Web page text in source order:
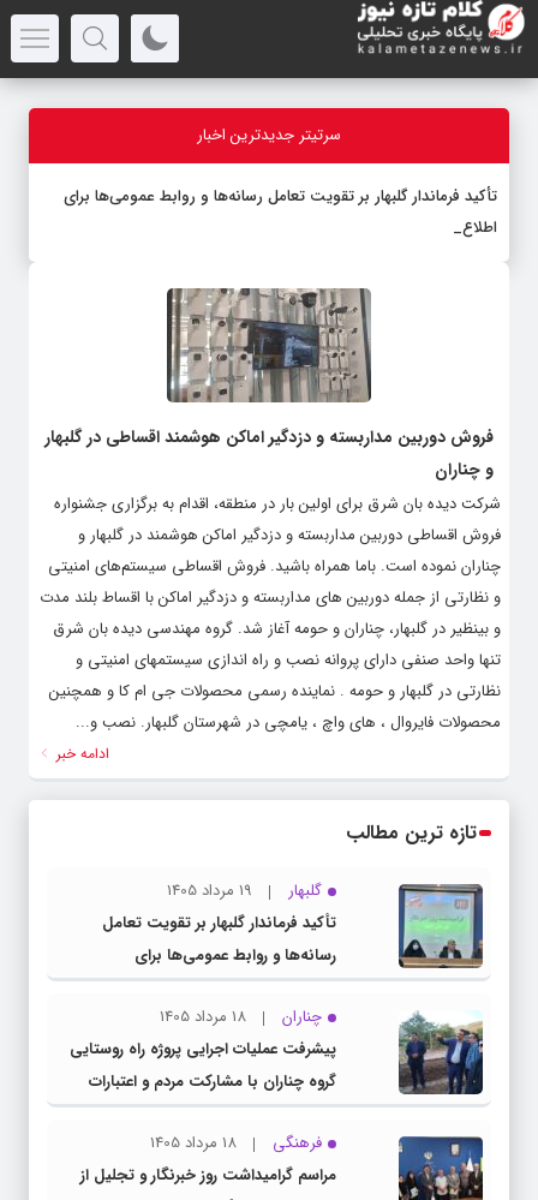
سرتیتر جدیدترین اخبار
تأکید فرماندار گلبهار بر تقویت تعامل رسانه‌ها و روابط عمومی‌ها برای
اطلاع‌رسانی
فروش دوربین مداربسته و دزدگیر اماکن هوشمند اقساطی در گلبهار
و چناران
شرکت دیده بان شرق برای اولین بار در منطقه، اقدام به برگزاری جشنواره
فروش اقساطی دوربین مداربسته و دزدگیر اماکن هوشمند در گلبهار و
چناران نموده است. باما همراه باشید. فروش اقساطی سیستم‌های امنیتی
و نظارتی از جمله دوربین های مداربسته و دزدگیر اماکن با اقساط بلند مدت
و بینظیر در گلبهار، چناران و حومه آغاز شد. گروه مهندسی دیده بان شرق
تنها واحد صنفی دارای پروانه نصب و راه اندازی سیستمهای امنیتی و
نظارتی در گلبهار و حومه . نماینده رسمی محصولات جی ام کا و همچنین
محصولات فایروال ، های واچ ، یامچی در شهرستان گلبهار. نصب و...
ادامه خبر
تازه ترین مطالب
گلبهار
19 مرداد 1405
تأکید فرماندار گلبهار بر تقویت تعامل
رسانه‌ها و روابط عمومی‌ها برای
اطلاع‌رسانی شفاف
چناران
18 مرداد 1405
پیشرفت عملیات اجرایی پروژه راه روستایی
گروه چناران با مشارکت مردم و اعتبارات
دولتی
فرهنگی
18 مرداد 1405
مراسم گرامیداشت روز خبرنگار و تجلیل از